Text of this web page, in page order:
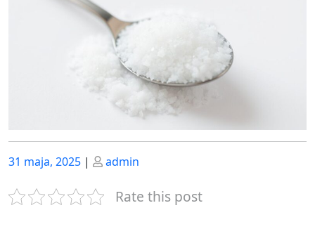
Posted
31 maja, 2025 | Posted
admin
Rate this post